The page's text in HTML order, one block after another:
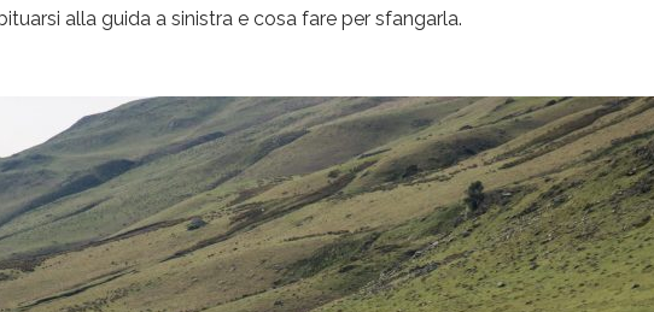
alla guida a sinistra e cosa fare per sfangarla.